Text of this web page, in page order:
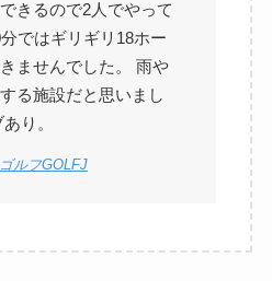
きるので2人でやって
ではギリギリ18ホー
ませんでした。 雨や
る施設だと思いまし
り。
ルフGOLFJ